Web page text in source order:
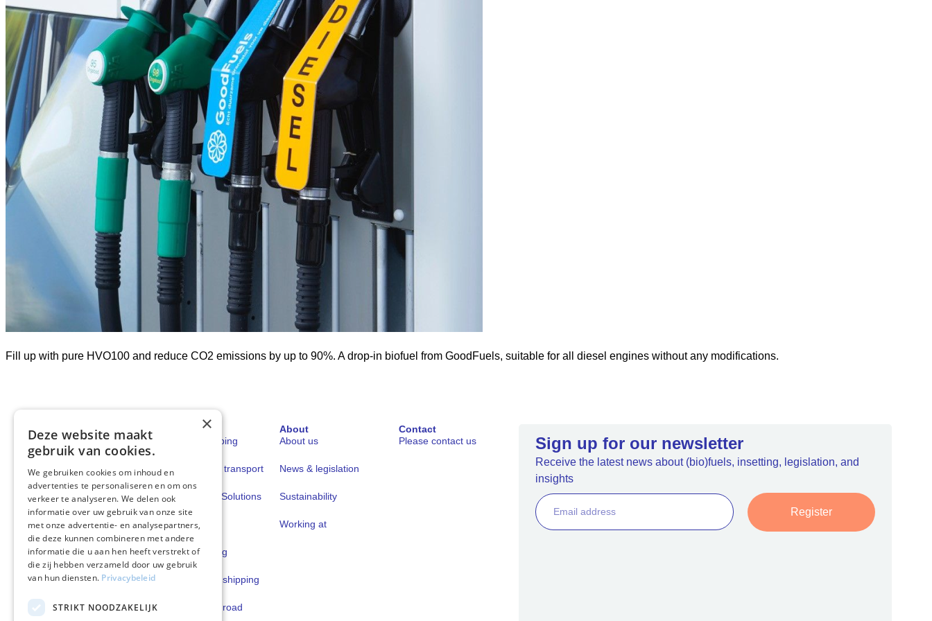
Fill up with pure HVO100 and reduce CO2 emissions by up to 90%. A drop-in biofuel from GoodFuels, suitable for all diesel engines without any modifications.
Shipping
Road transport
Solutions
Fuels for shipping
Fuels for road transport
Book & Claim Solutions
GoodPower
FuelEU Pooling
Lubricants for shipping
Lubricants for road
About
About us
News & legislation
Sustainability
Working at
Contact
Please contact us
Sign up for our newsletter
Receive the latest news about (bio)fuels, insetting, legislation, and
insights
Register
×
Deze website maakt
gebruik van cookies.
We gebruiken cookies om inhoud en
advertenties te personaliseren en om ons
verkeer te analyseren. We delen ook
informatie over uw gebruik van onze site
met onze advertentie- en analysepartners,
die deze kunnen combineren met andere
informatie die u aan hen heeft verstrekt of
die zij hebben verzameld door uw gebruik
van hun diensten. Privacybeleid
STRIKT NOODZAKELIJK